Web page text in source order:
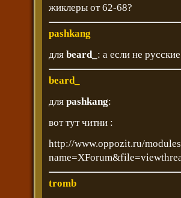
жиклеры от 62-68?
pashkang
для beard_ : а если не
beard_
для pashkang:
вот тут читни :
http://www.oppozit.ru/
tromb